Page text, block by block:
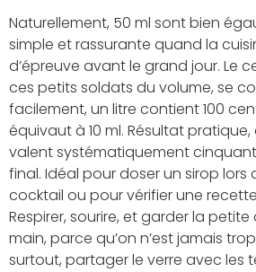
Naturellement, 50 ml sont bien
simple et rassurante quand la
d’épreuve avant le grand jour. Le
ces petits soldats du volume, se
facilement, un litre contient 100
équivaut à 10 ml. Résultat
valent systématiquement
final. Idéal pour doser un sirop lors
cocktail ou pour vérifier une
Respirer, sourire, et garder la petite
main, parce qu’on n’est jamais
surtout, partager le verre avec les